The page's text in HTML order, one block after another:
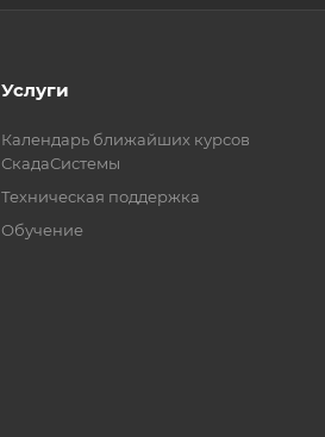
Услуги
Календарь ближайших курсов
СкадаСистемы
Техническая поддержка
Обучение